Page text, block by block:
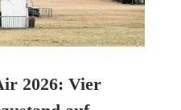
2026: Vier